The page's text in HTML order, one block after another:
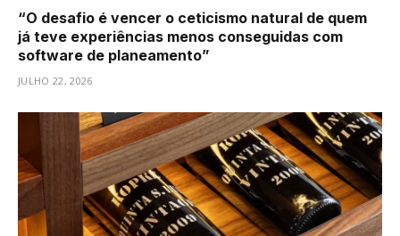
“O desafio é vencer o ceticismo natural de quem
já teve experiências menos conseguidas com
software de planeamento”
JULHO 22, 2026